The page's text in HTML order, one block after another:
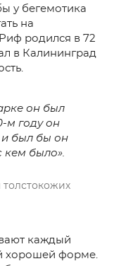
у бегемотика
на
родился в 72
в Калининград
он был
м году он
и был бы он
кем было».
каждый
хорошей форме.